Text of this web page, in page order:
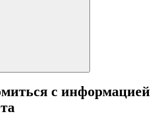
с информацией